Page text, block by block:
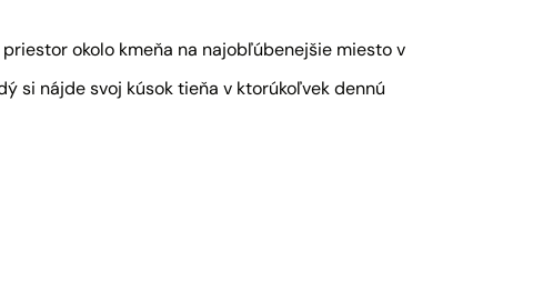
okolo kmeňa na najobľúbenejšie miesto v
si nájde svoj kúsok tieňa v ktorúkoľvek dennú